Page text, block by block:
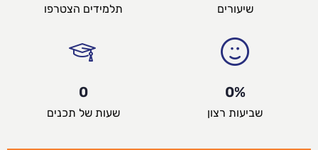
שיעורים תלמידים הצטרפו
שביעות רצון
%
0
שעות של תכנים
0